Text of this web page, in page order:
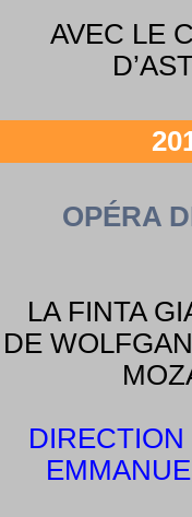
AVEC LE
OPÉRA
LA FINTA
DE